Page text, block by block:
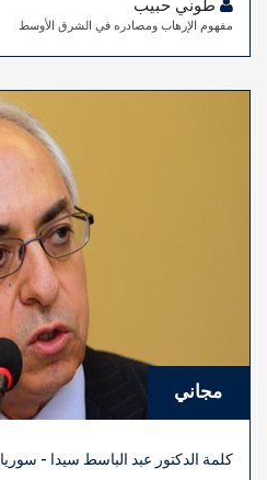
مفهوم الإرهاب ومصادره في الشرق الأوسط
مجاني
كلمة الدكتور عبد الباسط سيدا - سوريا